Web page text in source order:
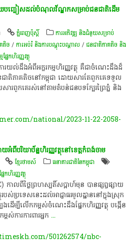
យ​បញ្ចៀស​ដល់​បំណុល​វ័ណ្ឌក​សម្រាប់​ជនជាតិ​ដើម​
ភ្នំពេញប៉ុស្តិ៍
ការអភិវឌ្ឍ និងជំនួយសម្រាប់
តិច /ការអប់រំ និងការបណ្តុះបណ្តាល /ជនជាតិភាគតិច និង
ផ្នែក​ហិរញ្ញវត្ថុ​
ល់​ដឹង​អំពី​អក្ខរកម្ម​ហិរញ្ញវត្ថុ​ គឺជា​ចំណេះដឹង​ដ៏​
ាតិភាគតិច​នៅ​កម្ពុជា​ ដោយសារ​តែ​ពួក​គេ​ទទួល​
ារ​ពួក​គេ​រស់នៅ​តាម​តំបន់​ជនបទ​ក្បែរ​ព្រៃ​ភ្នំ​ និង​
national/2023-11-22-2058-
ាយ​អំពី​បរិ​យា​ប័ន្ន​ហិរញ្ញវត្ថុ​នៅ​ខេត្តកំពង់ចាម​
ខ្មែរថាមស៍
ធនាគារជាតិនៃកម្ពុជា
ែក​ហិរញ្ញវត្ថុ​
កាលពី​ថ្ងៃ​ព្រហស្បតិ៍​ស​ប្តា​ហ៍​មុន​ បាន​ផ្សព្វផ្សាយ​
បស់​ប្រទេស​នេះ​ដល់​អាជ្ញាធរ​មូលដ្ឋាន​នៅ​ក្នុងស្រុក​
ដើម្បី​លើកកម្ពស់​ចំណេះដឹង​ផ្នែក​ហិរញ្ញវត្ថុ​ បង្កើន​
ពស់​ការ​ការពារ​អ្នក...
501262574/nbc-